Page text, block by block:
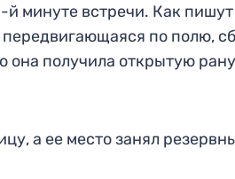
минуте встречи. Как пишут
по полю,
она получила открытую
а ее место занял